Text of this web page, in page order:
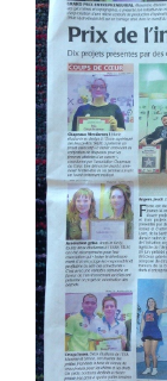
Formation
Contact